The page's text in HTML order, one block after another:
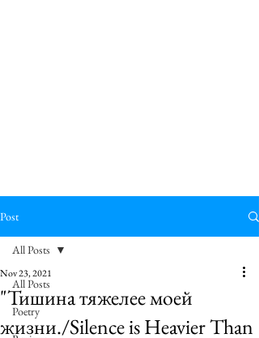
Post
All Posts
Poetry
All Posts
"Тишина тяжелее моей
жизни./Silence is Heavier Than
Nov 23, 2021